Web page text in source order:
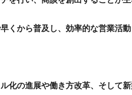
くから普及し、効率的な営業活
化の進展や働き方改革、そして